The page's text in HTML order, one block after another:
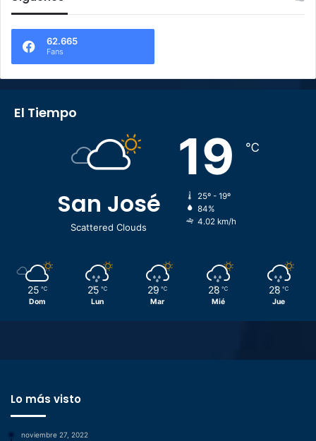
62.665
Fans
El Tiempo
San José
Scattered Clouds
19 ℃
25º - 19º
84%
4.02 km/h
25 ℃
Dom
25 ℃
Lun
29 ℃
Mar
28 ℃
Mié
28 ℃
Jue
Lo más visto
noviembre 27, 2022